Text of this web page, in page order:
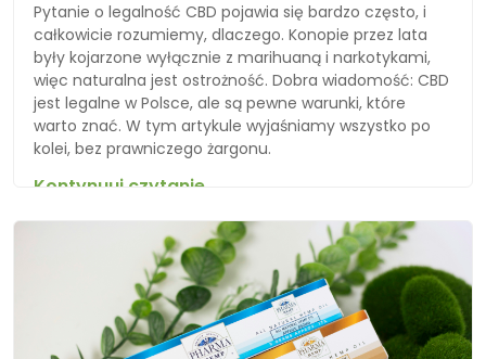
Pytanie o legalność CBD pojawia się bardzo często, i
całkowicie rozumiemy, dlaczego. Konopie przez lata
były kojarzone wyłącznie z marihuaną i narkotykami,
więc naturalna jest ostrożność. Dobra wiadomość: CBD
jest legalne w Polsce, ale są pewne warunki, które
warto znać. W tym artykule wyjaśniamy wszystko po
kolei, bez prawniczego żargonu.
Kontynuuj czytanie